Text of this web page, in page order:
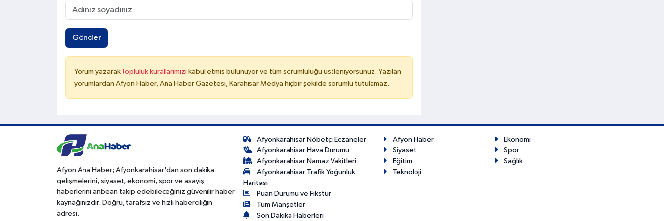
Gönder
Yorum yazarak topluluk kurallarımızı kabul etmiş bulunuyor ve tüm sorumluluğu üstleniyorsunuz. Yazılan
yorumlardan Afyon Haber, Ana Haber Gazetesi, Karahisar Medya hiçbir şekilde sorumlu tutulamaz.
Afyon Ana Haber; Afyonkarahisar'dan son dakika
gelişmelerini, siyaset, ekonomi, spor ve asayiş
haberlerini anbean takip edebileceğiniz güvenilir haber
kaynağınızdır. Doğru, tarafsız ve hızlı haberciliğin
adresi.
Afyonkarahisar Nöbetçi Eczaneler
Afyonkarahisar Hava Durumu
Afyonkarahisar Namaz Vakitleri
Afyonkarahisar Trafik Yoğunluk
Haritası
Puan Durumu ve Fikstür
Tüm Manşetler
Son Dakika Haberleri
Afyon Haber
Ekonomi
Siyaset
Spor
Eğitim
Sağlık
Teknoloji